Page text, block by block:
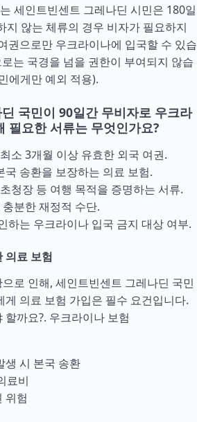
세인트빈센트 그레나딘 시민은 180일
지 않는 체류의 경우 비자가 필요하지
권으로만 우크라이나에 입국할 수 있습
는 국경을 넘을 권한이 부여되지 않습
에게만 예외 적용).
국민이 90일간 무비자로 우크라
필요한 서류는 무엇인가요?
소 3개월 이상 유효한 외국 여권.
국 송환을 보장하는 의료 보험.
청장 등 여행 목적을 증명하는 서류.
분한 재정적 수단.
하는 우크라이나 입국 금지 대상 여부.
의료 보험
로 인해, 세인트빈센트 그레나딘 국민
게 의료 보험 가입은 필수 요건입니다.
할까요?. 우크라이나 보험
생 시 본국 송환
료비
위험